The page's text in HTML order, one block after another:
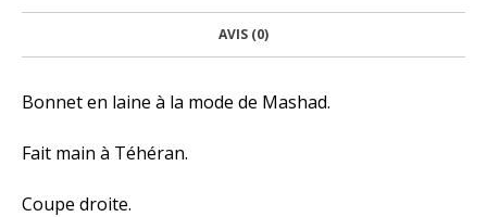
AVIS (0)
Bonnet en laine à la mode de Mashad.
Fait main à Téhéran.
Coupe droite.